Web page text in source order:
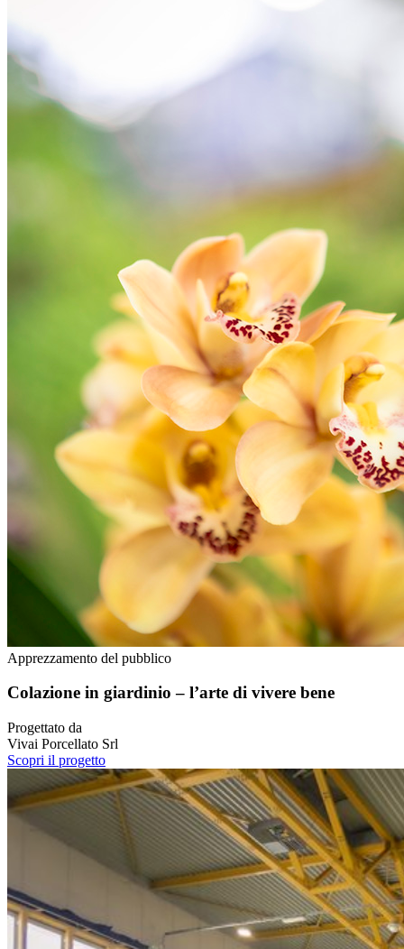
Apprezzamento del pubblico
Colazione in giardinio – l’arte di vivere bene
Progettato da
Vivai Porcellato Srl
Scopri il progetto